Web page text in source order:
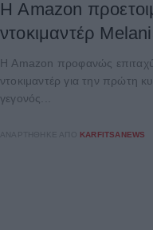
Η Amazon
ντοκιμαντέρ
Η Amazon προφανώς
ντοκιμαντέρ για την πρώτη
γεγονός...
ΑΝΑΡΤΉΘΗΚΕ ΑΠΌ KARFITSANEWS